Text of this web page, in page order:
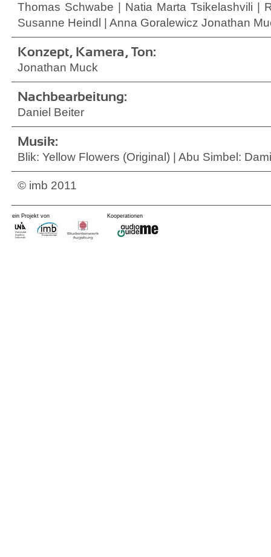
Thomas Schwabe | Natia Marta Tsikelashvili |
Susanne Heindl | Anna Goralewicz Jonathan
Konzept, Kamera, Ton:
Jonathan Muck
Nachbearbeitung:
Daniel Beiter
Musik:
Blik: Yellow Flowers (Original) | Abu Simbel:
© imb 2011
ein Projekt von Kooperationen